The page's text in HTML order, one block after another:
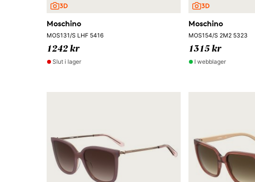
Moschino
MOS131/S LHF 5416
1242 kr
Slut i lager
Moschino
MOS154/S 2M2 5323
1315 kr
I webblager